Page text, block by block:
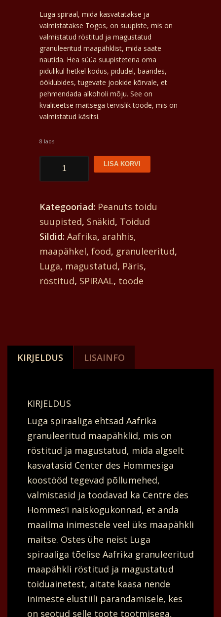
12€.
hind
on:
7€.
Luga spiraal, mida kasvatatakse ja
valmistatakse Togos, on suupiste, mis on
valmistatud röstitud ja magustatud
granuleeritud maapähklist, mida saate
nautida. Hea süüa suupistetena oma
pidulikul hetkel kodus, pidudel, baarides,
ööklubides, tugevate jookide kõrvale, et
pehmendada alkoholi mõju. See on
kvaliteetse maitsega tervislik toode, mis on
valmistatud käsitsi.
8 laos
Aafrika
granuleeritud
maapähkel
röstitud
ja
magustatud.
LISA KORVI
Kategooriad: Peanuts toidu
suupisted, Snäkid, Toidud
Sildid: Aafrika, arahhis,
maapähkel, food, granuleeritud,
Luga, magustatud, Päris,
röstitud, SPIRAAL, toode
KIRJELDUS LISAINFO
KIRJELDUS
Luga spiraaliga ehtsad Aafrika
granuleeritud maapähklid, mis on
röstitud ja magustatud, mida algselt
kasvatasid Center des Hommesiga
koostööd tegevad põllumehed,
valmistasid ja toodavad ka Centre des
Hommes’i naiskogukonnad, et anda
maailma inimestele veel üks maapähkli
maitse. Ostes ühe neist Luga
spiraaliga tõelise Aafrika granuleeritud
maapähkli röstitud ja magustatud
toiduainetest, aitate kaasa nende
inimeste elustiili parandamisele, kes
on seotud selle toote tootmisega,